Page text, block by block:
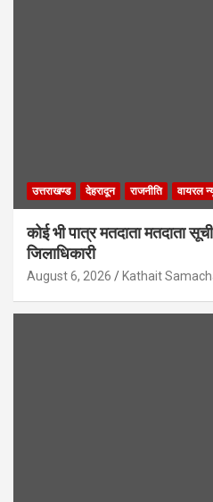
उत्तराखण्ड देहरादून राजनीति वायरल
कोई भी पात्र मतदाता मतदाता
जिलाधिकारी
August 6, 2026 Kathait